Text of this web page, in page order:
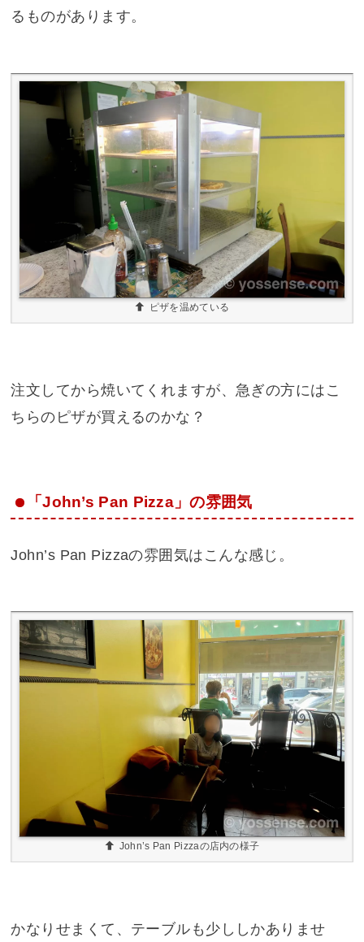
るものがあります。
ピザを温めている
注文してから焼いてくれますが、急ぎの方にはこ
ちらのピザが買えるのかな？
「John’s Pan Pizza」の雰囲気
John’s Pan Pizzaの雰囲気はこんな感じ。
John’s Pan Pizzaの店内の様子
かなりせまくて、テーブルも少ししかありませ